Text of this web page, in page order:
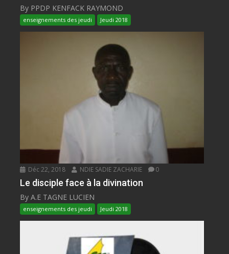
By PPDP KENFACK RAYMOND
enseignements des jeudi Jeudi 2018
Déc 22, 2018 NDIE SADIE ZACHARIE 0
Le disciple face à la divination
By A.E TAGNE LUCIEN
enseignements des jeudi Jeudi 2018